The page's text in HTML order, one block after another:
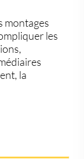
montages
les
la